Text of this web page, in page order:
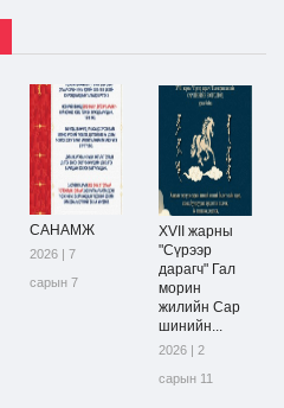
САНАМЖ
2026 | 7
сарын 7
XVII жарны
"Сүрээр
дарагч" Гал
морин
жилийн Сар
шинийн...
2026 | 2
сарын 11